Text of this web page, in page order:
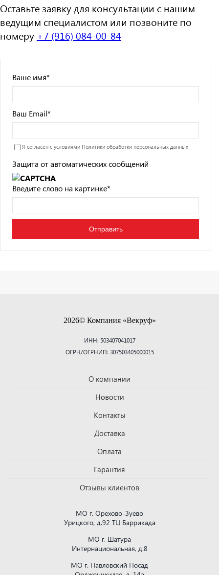
Оставьте заявку для консультации с нашим
ведущим специалистом или позвоните по
номеру +7 (916) 084-00-84
Ваше имя*
Ваш Email*
Я согласен с условиями Политики обработки персональных данных
Защита от автоматических сообщений
Введите слово на картинке*
2026© Компания «Векруф»
ИНН: 503407041017
ОГРН/ОГРНИП: 307503405000015
О компании
Новости
Контакты
Доставка
Оплата
Гарантия
Отзывы клиентов
МО г. Орехово-Зуево
Урицкого, д.92 ТЦ Баррикада
МО г. Шатура
Интернациональная, д.8
МО г. Павловский Посад